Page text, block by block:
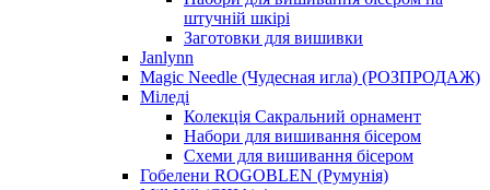
штучній шкірі
Заготовки для вишивки
Janlynn
Magic Needle (Чудесная игла) (РОЗПРОДАЖ)
Міледі
Колекція Сакральний орнамент
Набори для вишивання бісером
Схеми для вишивання бісером
Гобелени ROGOBLEN (Румунія)